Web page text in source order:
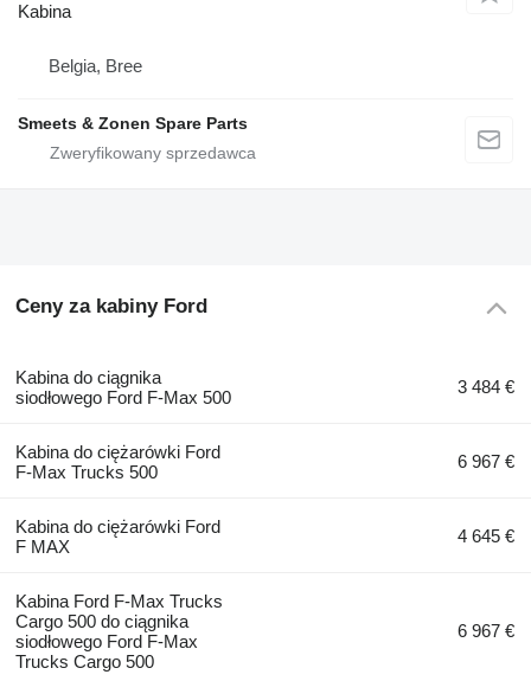
Kabina
Belgia, Bree
Smeets & Zonen Spare Parts
Ceny za kabiny Ford
Kabina do ciągnika
siodłowego Ford F-Max 500
3 484 €
Kabina do ciężarówki Ford
F-Max Trucks 500
6 967 €
Kabina do ciężarówki Ford
F MAX
4 645 €
Kabina Ford F-Max Trucks
Cargo 500 do ciągnika
siodłowego Ford F-Max
Trucks Cargo 500
6 967 €